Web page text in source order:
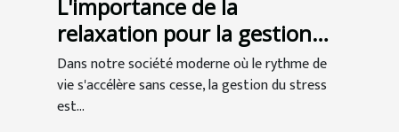
L'importance de la
relaxation pour la gestion
du stress et l'amélioration
de la qualité de vie
Dans notre société moderne où le rythme de
vie s'accélère sans cesse, la gestion du stress
est...